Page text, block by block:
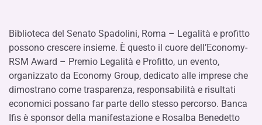
Biblioteca del Senato Spadolini, Roma – Legalità e profitto
possono crescere insieme. È questo il cuore dell’Economy-
RSM Award – Premio Legalità e Profitto, un evento,
organizzato da Economy Group, dedicato alle imprese che
dimostrano come trasparenza, responsabilità e risultati
economici possano far parte dello stesso percorso. Banca
Ifis è sponsor della manifestazione e Rosalba Benedetto